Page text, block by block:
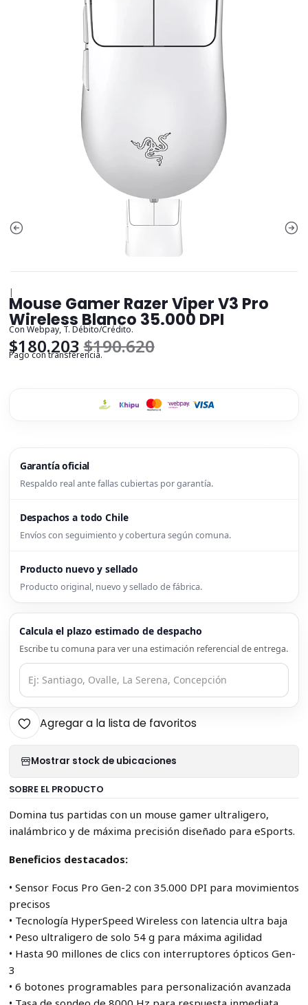
|
Mouse Gamer Razer Viper V3 Pro
Wireless Blanco 35.000 DPI
Con Webpay, T. Débito/Crédito.
$180.203$190.620
Pago con transferencia.
Garantía oficial
Respaldo real ante fallas cubiertas por garantía.
Despachos a todo Chile
Envíos con seguimiento y cobertura según comuna.
Producto nuevo y sellado
Producto original, nuevo y sellado de fábrica.
Calcula el plazo estimado de despacho
Escribe tu comuna para ver una estimación referencial de entrega.
Agregar a la lista de favoritos
Mostrar stock de ubicaciones
SOBRE EL PRODUCTO
Domina tus partidas con un mouse gamer ultraligero,
inalámbrico y de máxima precisión diseñado para eSports.
Beneficios destacados:
• Sensor Focus Pro Gen-2 con 35.000 DPI para movimientos
precisos
• Tecnología HyperSpeed Wireless con latencia ultra baja
• Peso ultraligero de solo 54 g para máxima agilidad
• Hasta 90 millones de clics con interruptores ópticos Gen-
3
• 6 botones programables para personalización avanzada